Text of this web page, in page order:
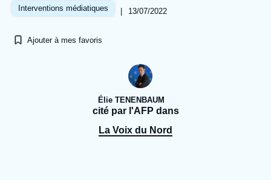
Analyses
Se connecter
Interventions médiatiques | 13/07/2022
Ajouter à mes favoris
Élie TENENBAUM
cité par l'AFP dans
La Voix du Nord